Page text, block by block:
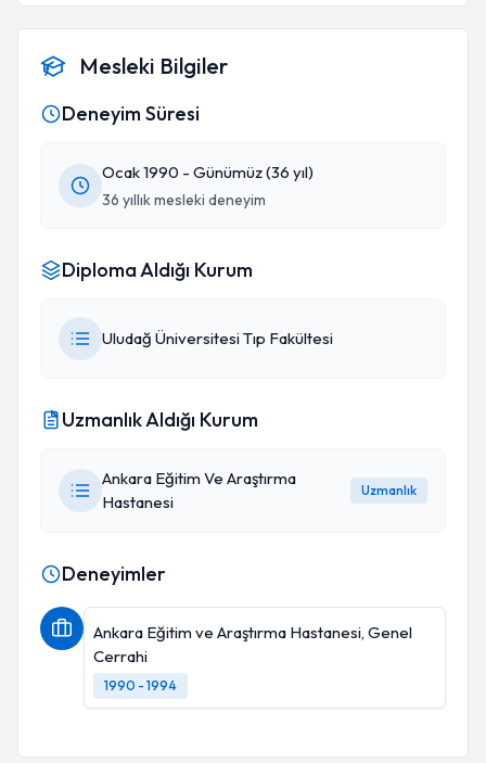
Mesleki Bilgiler
Deneyim Süresi
Ocak 1990 - Günümüz (36 yıl)
36 yıllık mesleki deneyim
Diploma Aldığı Kurum
Uludağ Üniversitesi Tıp Fakültesi
Uzmanlık Aldığı Kurum
Ankara Eğitim Ve Araştırma
Hastanesi
Uzmanlık
Deneyimler
Ankara Eğitim ve Araştırma Hastanesi, Genel
Cerrahi
1990 - 1994